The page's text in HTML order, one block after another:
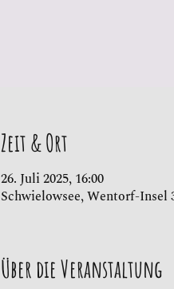
Zeit & Ort
26. Juli 2025, 16:00
Schwielowsee, Wentorf-Insel
Über die Veranstaltung